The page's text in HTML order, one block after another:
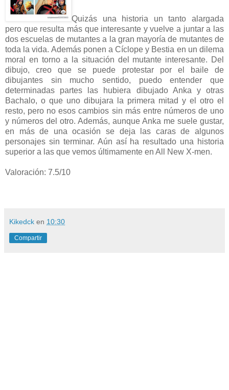
Quizás una historia un tanto alargada
pero que resulta más que interesante y vuelve a juntar a las
dos escuelas de mutantes a la gran mayoría de mutantes de
toda la vida. Además ponen a Cíclope y Bestia en un dilema
moral en torno a la situación del mutante interesante. Del
dibujo, creo que se puede protestar por el baile de
dibujantes sin mucho sentido, puedo entender que
determinadas partes las hubiera dibujado Anka y otras
Bachalo, o que uno dibujara la primera mitad y el otro el
resto, pero no esos cambios sin más entre números de uno
y números del otro. Además, aunque Anka me suele gustar,
en más de una ocasión se deja las caras de algunos
personajes sin terminar. Aún así ha resultado una historia
superior a las que vemos últimamente en All New X-men.
Valoración: 7.5/10
Kikedck en 10:30
Compartir